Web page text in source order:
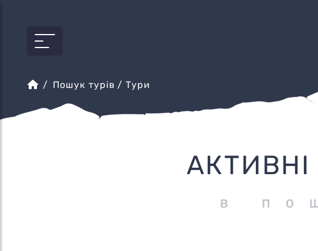
Пошук турів / Тури
В